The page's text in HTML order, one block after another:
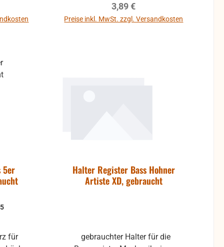
aber
Die
von
die
Regulärer Preis:
3,89 €
Preise inkl. MwSt. zzgl. Versandkosten
5er
für
Halter Register Bass Hohner
Artiste XD, gebraucht